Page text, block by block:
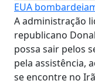
EUA
A administração
republicano
possa sair pelos
pela assistência,
se encontre no